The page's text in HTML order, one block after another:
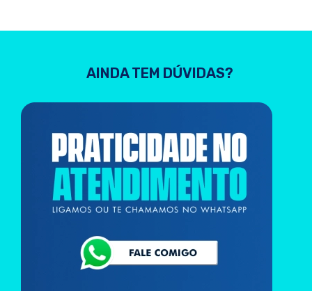
AINDA TEM DÚVIDAS?